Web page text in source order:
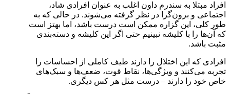
افراد مبتلا به سندرم داون اغلب به عنوان افرادی شاد،
اجتماعی و برون‌گرا در نظر گرفته می‌شوند. در حالی که به
طور کلی، این گزاره ممکن است درست باشد، اما بهتز است
که آن‌ها را با کلیشه نبینیم حتی اگر این کلیشه و دسته‌بندی
مثبت باشد.
افرادی که این اختلال را دارند طیف کاملی از احساسات را
تجربه می‌کنند و ویژگی‌ها، نقاط قوت، ضعف‌ها و سبک‌های
خاص خود را دارند – درست مثل هر کس دیگری.